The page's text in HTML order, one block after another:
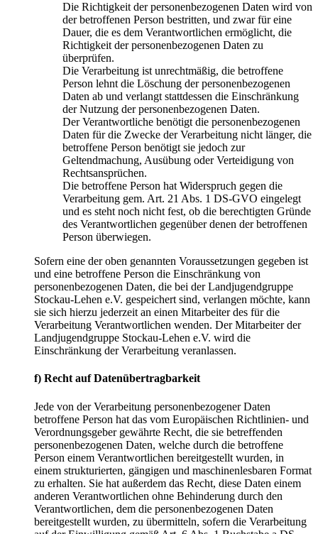
Die Richtigkeit der personenbezogenen Daten wird von
der betroffenen Person bestritten, und zwar für eine
Dauer, die es dem Verantwortlichen ermöglicht, die
Richtigkeit der personenbezogenen Daten zu
überprüfen.
Die Verarbeitung ist unrechtmäßig, die betroffene
Person lehnt die Löschung der personenbezogenen
Daten ab und verlangt stattdessen die Einschränkung
der Nutzung der personenbezogenen Daten.
Der Verantwortliche benötigt die personenbezogenen
Daten für die Zwecke der Verarbeitung nicht länger, die
betroffene Person benötigt sie jedoch zur
Geltendmachung, Ausübung oder Verteidigung von
Rechtsansprüchen.
Die betroffene Person hat Widerspruch gegen die
Verarbeitung gem. Art. 21 Abs. 1 DS-GVO eingelegt
und es steht noch nicht fest, ob die berechtigten Gründe
des Verantwortlichen gegenüber denen der betroffenen
Person überwiegen.
Sofern eine der oben genannten Voraussetzungen gegeben ist
und eine betroffene Person die Einschränkung von
personenbezogenen Daten, die bei der Landjugendgruppe
Stockau-Lehen e.V. gespeichert sind, verlangen möchte, kann
sie sich hierzu jederzeit an einen Mitarbeiter des für die
Verarbeitung Verantwortlichen wenden. Der Mitarbeiter der
Landjugendgruppe Stockau-Lehen e.V. wird die
Einschränkung der Verarbeitung veranlassen.
f) Recht auf Datenübertragbarkeit
Jede von der Verarbeitung personenbezogener Daten
betroffene Person hat das vom Europäischen Richtlinien- und
Verordnungsgeber gewährte Recht, die sie betreffenden
personenbezogenen Daten, welche durch die betroffene
Person einem Verantwortlichen bereitgestellt wurden, in
einem strukturierten, gängigen und maschinenlesbaren Format
zu erhalten. Sie hat außerdem das Recht, diese Daten einem
anderen Verantwortlichen ohne Behinderung durch den
Verantwortlichen, dem die personenbezogenen Daten
bereitgestellt wurden, zu übermitteln, sofern die Verarbeitung